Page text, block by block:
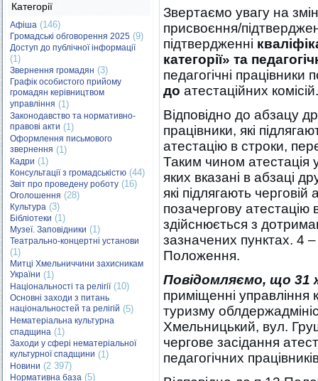
Категорії
Афіша (146)
Громадські обговорення 2025 (9)
Доступ до публічної інформації
(1)
Звернення громадян (3)
Графік особистого прийому
громадян керівництвом
управління (1)
Законодавство та нормативно-
правові акти (1)
Оформлення письмового
звернення (1)
Кадри (1)
Консультації з громадськістю (44)
Звіт про проведену роботу (16)
Оголошення (28)
Культура (3)
Бібліотеки (1)
Музеї. Заповідники (1)
Театрально-концертні установи
(1)
Митці Хмельниччини захисникам
України (1)
Національності та релігії(10)
Основні заходи з питань
національностей та релігій (5)
Нематеріальна культурна
спадщина (1)
Заходи у сфері нематеріальної
культурної спадщини (1)
Новини (2 397)
Нормативна база (5)
Звертаємо увагу на
присвоєння/
підтвердженні
категорії» та
педагогічні працівники
до атестаційних комісій.
Відповідно до абзацу
працівники, які
атестацію в строки,
Таким чином атестація
яких вказані в абзаці
які підлягають
позачергову
здійснюється з
зазначених пунктах. 4 –
Положення.
Повідомляємо, що 31
приміщенні управління
туризму
Хмельницький, вул.
чергове засідання
педагогічних